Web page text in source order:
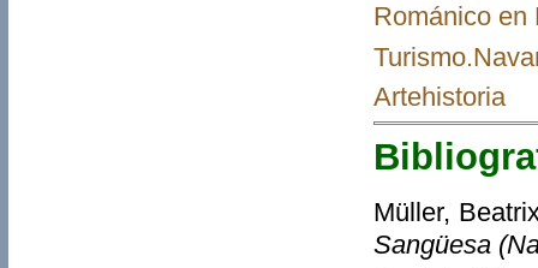
Románico en
Artehistoria
Müller,
Sangüesa